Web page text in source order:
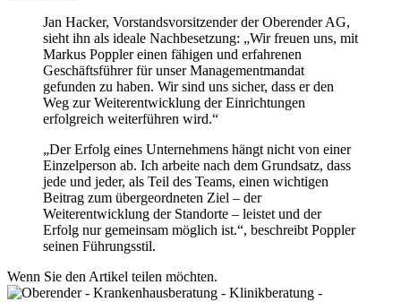
Jan Hacker, Vorstandsvorsitzender der Oberender AG,
sieht ihn als ideale Nachbesetzung: „Wir freuen uns, mit
Markus Poppler einen fähigen und erfahrenen
Geschäftsführer für unser Managementmandat
gefunden zu haben. Wir sind uns sicher, dass er den
Weg zur Weiterentwicklung der Einrichtungen
erfolgreich weiterführen wird.“
„Der Erfolg eines Unternehmens hängt nicht von einer
Einzelperson ab. Ich arbeite nach dem Grundsatz, dass
jede und jeder, als Teil des Teams, einen wichtigen
Beitrag zum übergeordneten Ziel – der
Weiterentwicklung der Standorte – leistet und der
Erfolg nur gemeinsam möglich ist.“, beschreibt Poppler
seinen Führungsstil.
Wenn Sie den Artikel teilen möchten.